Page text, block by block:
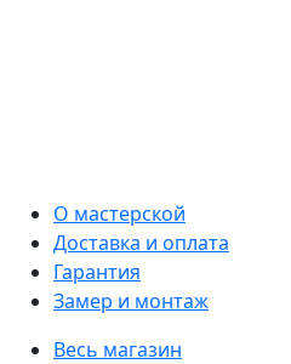
О мастерской
Доставка и оплата
Гарантия
Замер и монтаж
Весь магазин